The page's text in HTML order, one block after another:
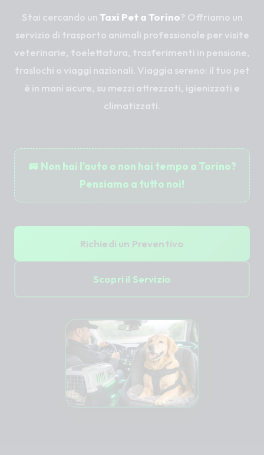
Stai cercando unTaxi Pet a Torino? Offriamo un
servizio di trasporto animali professionale per visite
veterinarie, toelettatura, trasferimenti in pensione,
traslochi o viaggi nazionali. Viaggia sereno: il tuo pet
è in mani sicure, su mezzi attrezzati, igienizzati e
climatizzati.
🚐 Non hai l'auto o non hai tempo a Torino?
Pensiamo a tutto noi!
Richiedi un Preventivo
Scopri il Servizio